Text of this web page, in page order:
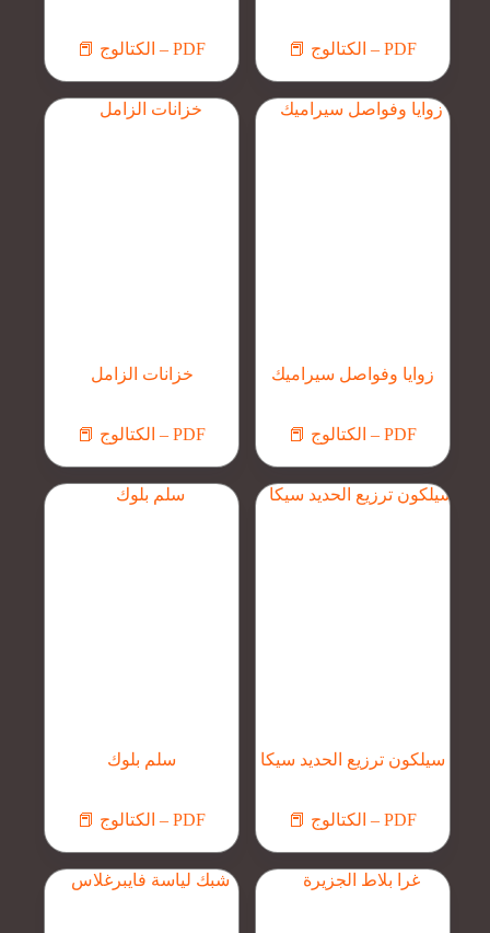
📕 الكتالوج – PDF 📕 الكتالوج – PDF
خزانات الزامل
📕 الكتالوج – PDF
زوايا وفواصل سيراميك
📕 الكتالوج – PDF
سلم بلوك
📕 الكتالوج – PDF
سيلكون ترزيع الحديد سيكا
📕 الكتالوج – PDF